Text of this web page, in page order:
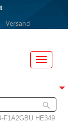
Versand
Menü
F1A2GBU HE349